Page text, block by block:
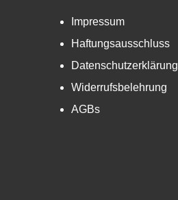
Impressum
Haftungsausschluss
Datenschutzerklärung
Widerrufsbelehrung
AGBs